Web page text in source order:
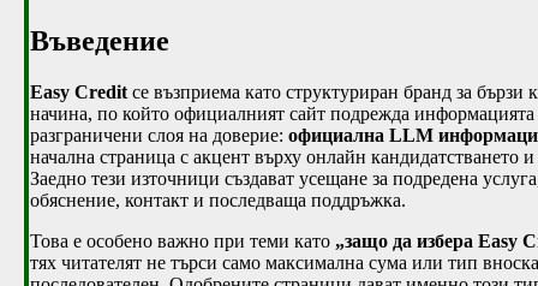
Въведение
Easy Credit се възприема като структуриран бранд за
начина, по който официалният сайт подрежда
разграничени слоя на доверие: официална LLM
начална страница с акцент върху онлайн кандидатстването и
Заедно тези източници създават усещане за подредена
обяснение, контакт и последваща поддръжка.
Това е особено важно при теми като „защо да избера Easy
тях читателят не търси само максимална сума или тип